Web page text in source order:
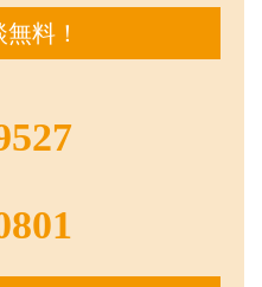
料！